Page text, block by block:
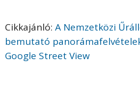
Cikkajánló: A Nemzetközi
bemutató
Google Street View